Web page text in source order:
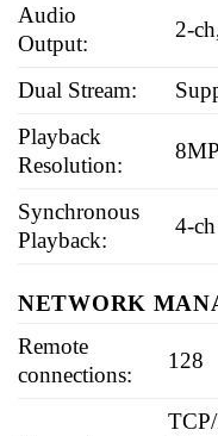
Audio
Output:
2-
Dual Stream:
Playback
Resolution:
Synchronous
Playback:
4-ch
NETWORK
Remote
connections:
128